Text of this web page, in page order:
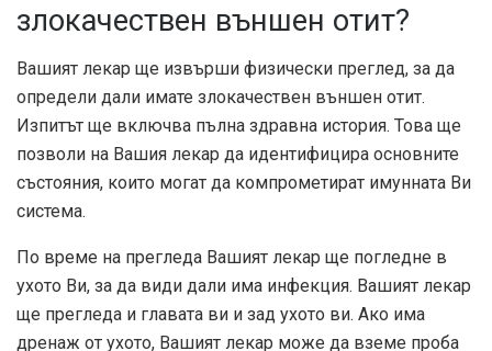
злокачествен външен отит?
Вашият лекар ще извърши физически преглед, за да
определи дали имате злокачествен външен отит.
Изпитът ще включва пълна здравна история. Това ще
позволи на Вашия лекар да идентифицира основните
състояния, които могат да компрометират имунната Ви
система.
По време на прегледа Вашият лекар ще погледне в
ухото Ви, за да види дали има инфекция. Вашият лекар
ще прегледа и главата ви и зад ухото ви. Ако има
дренаж от ухото, Вашият лекар може да вземе проба